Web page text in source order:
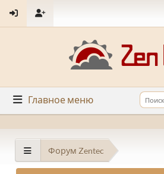
Главное меню
Форум Zentec